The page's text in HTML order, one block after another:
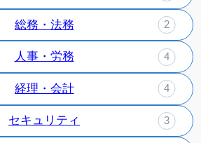
総務・法務 2
人事・労務 4
経理・会計 4
セキュリティ 3